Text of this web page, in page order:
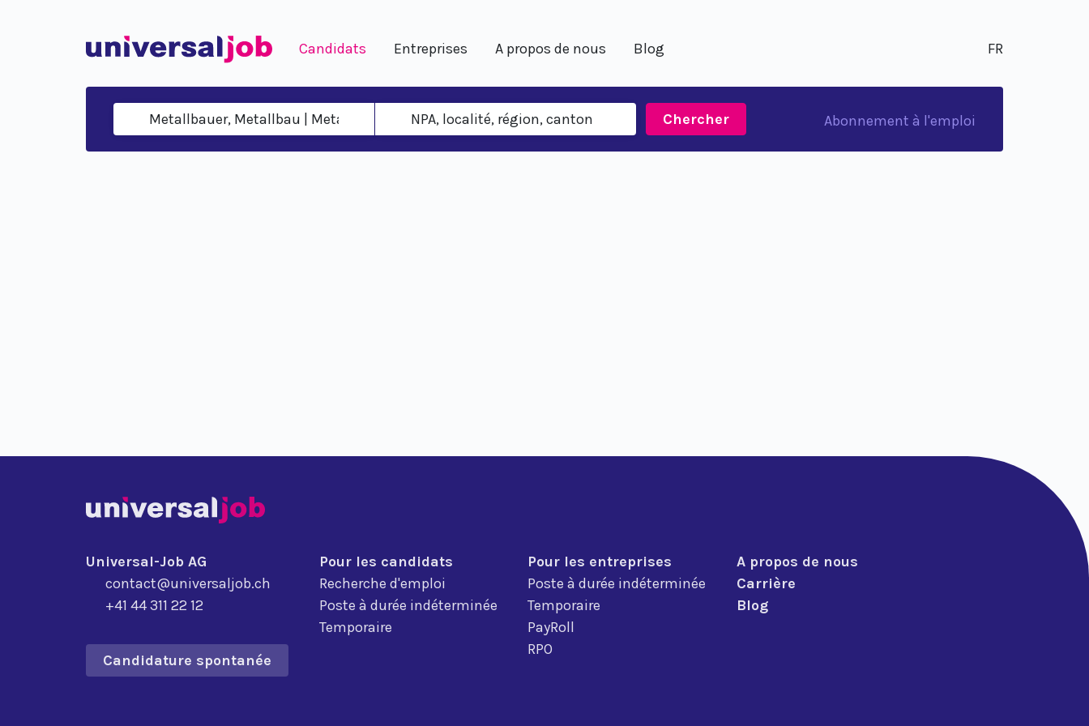
Candidats Entreprises A propos de nous Blog FR
Chercher Abonnement à l'emploi
Universal-Job AG
contact@universaljob.ch
+41 44 311 22 12
Candidature spontanée
Pour les candidats
Recherche d'emploi
Poste à durée indéterminée
Temporaire
Pour les entreprises
Poste à durée indéterminée
Temporaire
PayRoll
RPO
A propos de nous
Carrière
Blog